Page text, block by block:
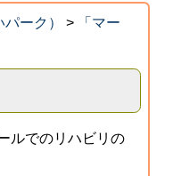
ーク） >
「マー
ルでのリハビリの